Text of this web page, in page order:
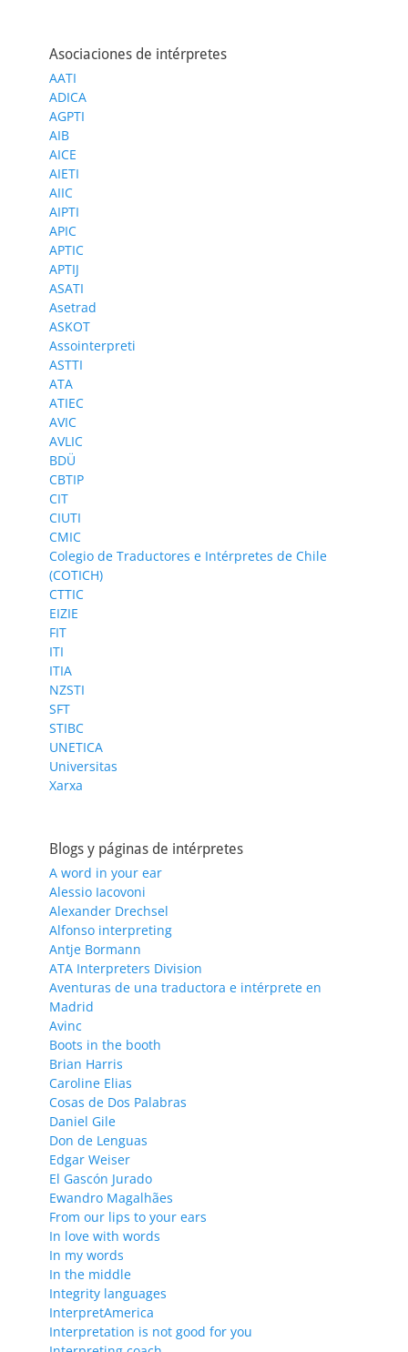
Asociaciones de intérpretes
AATI
ADICA
AGPTI
AIB
AICE
AIETI
AIIC
AIPTI
APIC
APTIC
APTIJ
ASATI
Asetrad
ASKOT
Assointerpreti
ASTTI
ATA
ATIEC
AVIC
AVLIC
BDÜ
CBTIP
CIT
CIUTI
CMIC
Colegio de Traductores e Intérpretes de Chile
(COTICH)
CTTIC
EIZIE
FIT
ITI
ITIA
NZSTI
SFT
STIBC
UNETICA
Universitas
Xarxa
Blogs y páginas de intérpretes
A word in your ear
Alessio Iacovoni
Alexander Drechsel
Alfonso interpreting
Antje Bormann
ATA Interpreters Division
Aventuras de una traductora e intérprete en
Madrid
Avinc
Boots in the booth
Brian Harris
Caroline Elias
Cosas de Dos Palabras
Daniel Gile
Don de Lenguas
Edgar Weiser
El Gascón Jurado
Ewandro Magalhães
From our lips to your ears
In love with words
In my words
In the middle
Integrity languages
InterpretAmerica
Interpretation is not good for you